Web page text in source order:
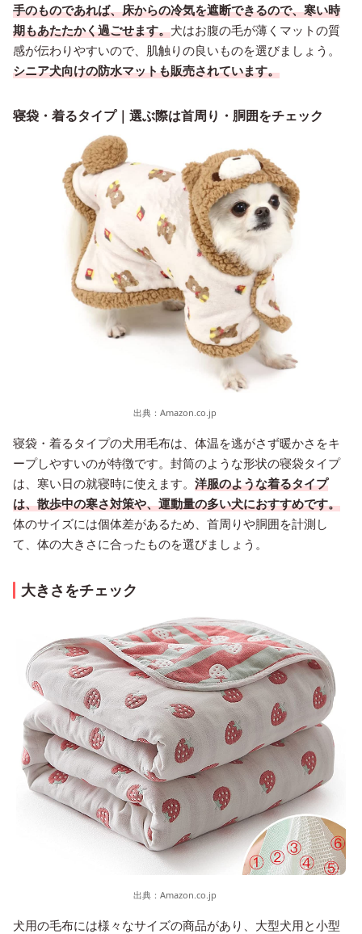
手のものであれば、床からの冷気を遮断できるので、寒い時
期もあたたかく過ごせます。犬はお腹の毛が薄くマットの質
感が伝わりやすいので、肌触りの良いものを選びましょう。
シニア犬向けの防水マットも販売されています。
寝袋・着るタイプ｜選ぶ際は首周り・胴囲をチェック
出典： Amazon.co.jp
寝袋・着るタイプの犬用毛布は、体温を逃がさず暖かさをキ
ープしやすいのが特徴です。封筒のような形状の寝袋タイプ
は、寒い日の就寝時に使えます。 洋服のような着るタイプ
は、散歩中の寒さ対策や、運動量の多い犬におすすめです。
体のサイズには個体差があるため、首周りや胴囲を計測し
て、体の大きさに合ったものを選びましょう。
大きさをチェック
出典： Amazon.co.jp
犬用の毛布には様々なサイズの商品があり、大型犬用と小型